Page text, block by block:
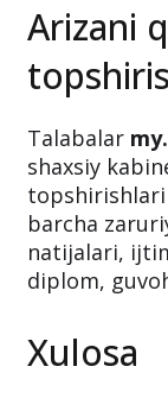
Arizani
Talabalar
shaxsiy
barcha
natijalari,
diplom,
Xulosa